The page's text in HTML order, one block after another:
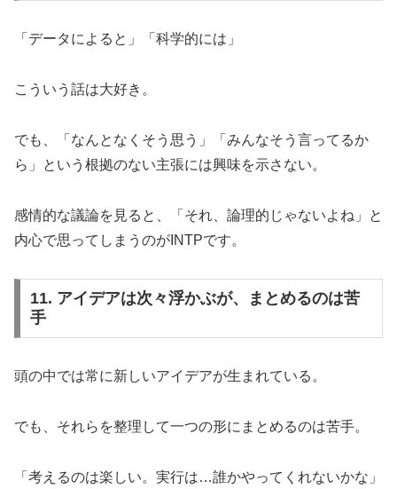
「データによると」「科学的には」
こういう話は大好き。
でも、「なんとなくそう思う」「みんなそう言ってるか
ら」という根拠のない主張には興味を示さない。
感情的な議論を見ると、「それ、論理的じゃないよね」と
内心で思ってしまうのがINTPです。
11. アイデアは次々浮かぶが、まとめるのは苦
手
頭の中では常に新しいアイデアが生まれている。
でも、それらを整理して一つの形にまとめるのは苦手。
「考えるのは楽しい。実行は…誰かやってくれないかな」